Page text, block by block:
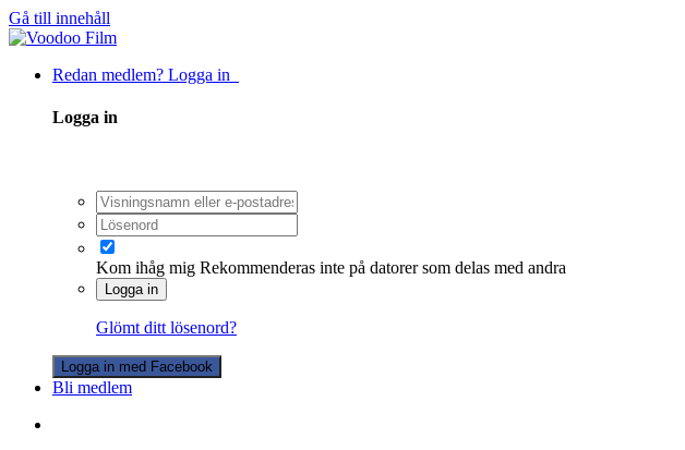
Gå till innehåll
Redan medlem? Logga in
Logga in
Kom ihåg mig Rekommenderas inte på datorer som delas med andra
Logga in
Glömt ditt lösenord?
Logga in med Facebook
Bli medlem